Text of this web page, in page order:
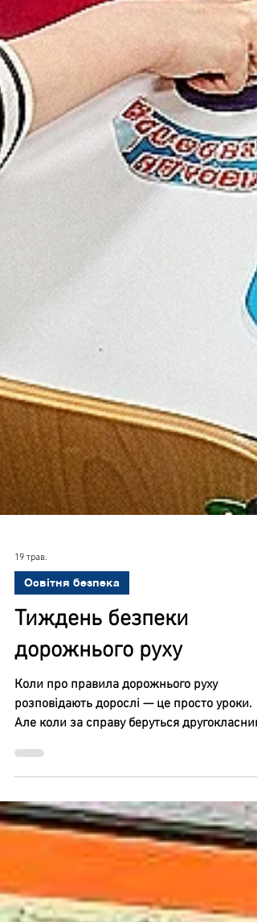
19 трав.
Освітня безпека
Тиждень безпеки
дорожнього руху
Коли про правила дорожнього руху
розповідають дорослі — це просто уроки.
справжню пригоду. Цього тижня у
початковій школі старші діти взяли
над першачками. Замість суворих повчань
вони принесли із собою купу енергії, гри та
посмішок. В одному класі малечу захопили
веселими вікторинами та рухливими